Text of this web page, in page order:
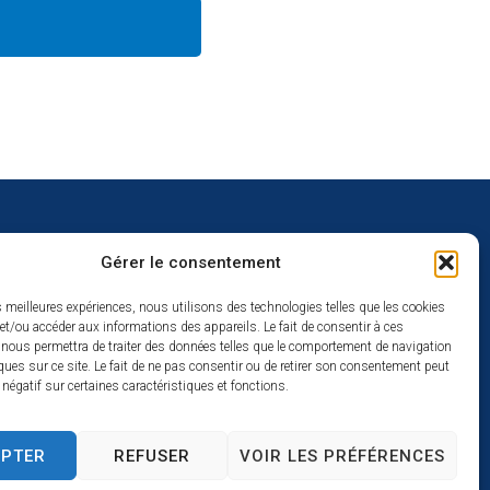
Gérer le consentement
meilleures expériences, nous utilisons des technologies telles que les cookies
ou accéder aux informations des appareils. Le fait de consentir à ces
permettra de traiter des données telles que le comportement de navigation
sur ce site. Le fait de ne pas consentir ou de retirer son consentement peut
négatif sur certaines caractéristiques et fonctions.
REFUSER VOIR LES PRÉFÉRENCES
:
17h